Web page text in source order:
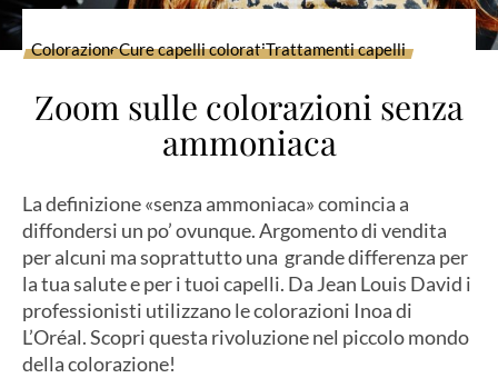
ColorazioneCure capelli coloratiTrattamenti capelli
Zoom sulle colorazioni senza
ammoniaca
La definizione «senza ammoniaca» comincia a
diffondersi un po’ ovunque. Argomento di vendita
per alcuni ma soprattutto una grande differenza per
la tua salute e per i tuoi capelli. Da Jean Louis David i
professionisti utilizzano le colorazioni Inoa di
L’Oréal. Scopri questa rivoluzione nel piccolo mondo
della colorazione!